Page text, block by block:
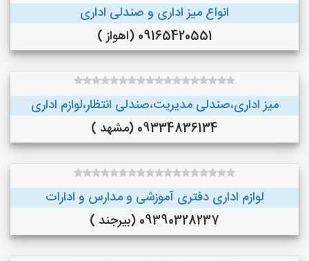
انواع میز اداری و صندلی اداری
09165420551 (اهواز )
میز اداری،صندلی مدیریت،صندلی انتظار،لوازم اداری
09334836134 (مشهد )
لوازم اداری دفتری آموزشی و مدارس و ادارات
09390328237 (بیرجند )